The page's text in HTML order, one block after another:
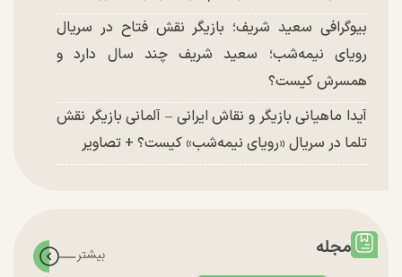
بیوگرافی سعید شریف؛ بازیگر نقش فتاح در سریال
رویای نیمه‌شب؛ سعید شریف چند سال دارد و
همسرش کیست؟
آیدا ماهیانی بازیگر و نقاش ایرانی – آلمانی بازیگر نقش
تلما در سریال «رویای نیمه‌شب» کیست؟ + تصاویر
مجله